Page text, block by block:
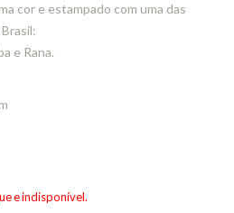
cor e estampado com uma das
e Rana.
e indisponível.